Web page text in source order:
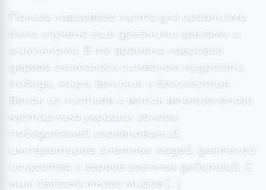
Польза лаврового листа для организма
была изучена еще древними греками и
римлянами. В те времена лавровое
дерево считалось символом мудрости,
победы, мира, величия и бессмертия.
Венок из листьев и веток вечнозеленого
кустарника украшал головы
победителей соревнований,
императоров, знатных людей, деятелей
искусства и героев военных действий. С
ним связано много мифов […]